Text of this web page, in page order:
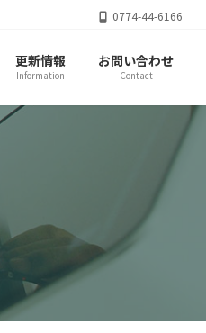
0774-44-6166
更新情報
Information
お問い合わせ
Contact